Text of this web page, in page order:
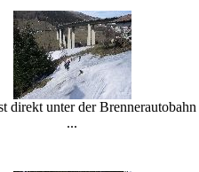
direkt unter der Brennerautobahn
...